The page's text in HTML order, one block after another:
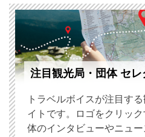
注目観光局・団体 セレ
トラベルボイスが注目す
イトです。ロゴをクリッ
体のインタビューやニュ